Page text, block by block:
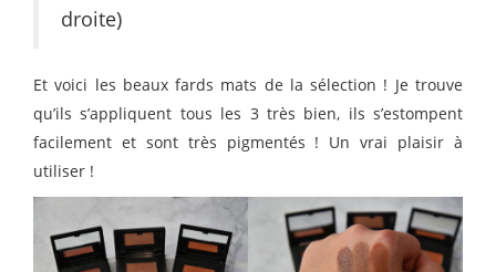
droite)
Et voici les beaux fards mats de la sélection ! Je trouve
qu’ils s’appliquent tous les 3 très bien, ils s’estompent
facilement et sont très pigmentés ! Un vrai plaisir à
utiliser !